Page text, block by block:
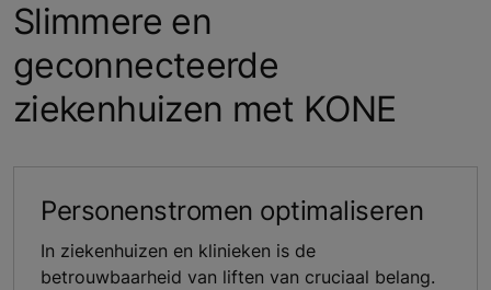
Slimmere en
geconnecteerde
ziekenhuizen met KONE
Personenstromen optimaliseren
In ziekenhuizen en klinieken is de
betrouwbaarheid van liften van cruciaal belang.